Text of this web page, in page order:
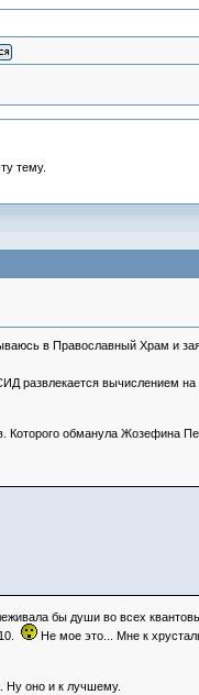
тему.
в Православный Храм и
развлекается вычислением
обманула Жозефина
бы души во всех
Не мое это... Мне к
Ну оно и к лучшему.